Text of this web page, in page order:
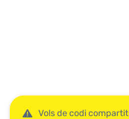
Vols de codi compartit